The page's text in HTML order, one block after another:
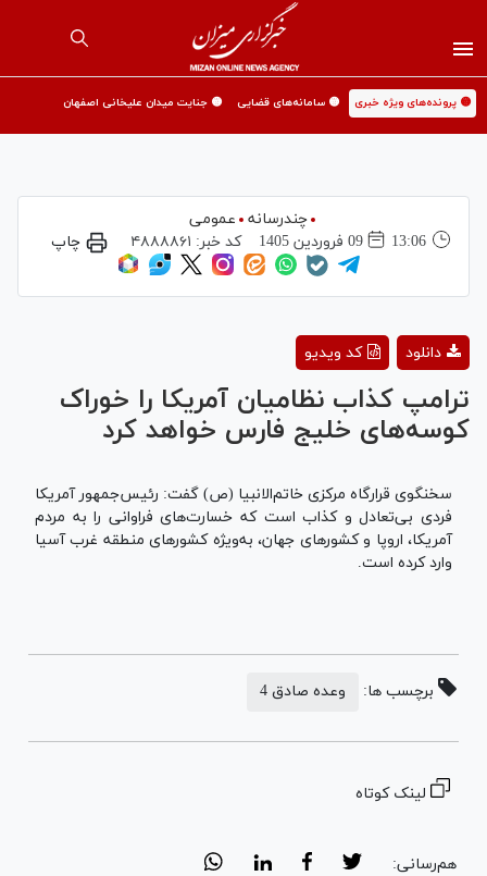
🟡 پرونده‌های ویژه خبری 🟡 سامانه‌های قضایی 🟡 جنایت میدان علیخانی اصفهان
چندرسانه
عمومی
13:06
09 فروردين 1405 کد خبر: ۴۸۸۸۸۶۱ چاپ
Video
کد ویدیو دانلود
ترامپ کذاب نظامیان آمریکا را خوراک
کوسه‌های خلیج فارس خواهد کرد
سخنگوی قرارگاه مرکزی خاتم‌الانبیا (ص) گفت: رئیس‌جمهور آمریکا
فردی بی‌تعادل و کذاب است که خسارت‌های فراوانی را به مردم
آمریکا، اروپا و کشور‌های جهان، به‌ویژه کشور‌های منطقه غرب آسیا
وارد کرده است.
برچسب ها: وعده صادق 4
لینک کوتاه
هم‌رسانی: